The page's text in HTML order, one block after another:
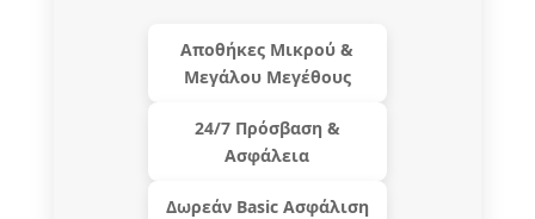
Αποθήκες Μικρού &
Μεγάλου Μεγέθους
24/7 Πρόσβαση &
Ασφάλεια
Δωρεάν Basic Ασφάλιση